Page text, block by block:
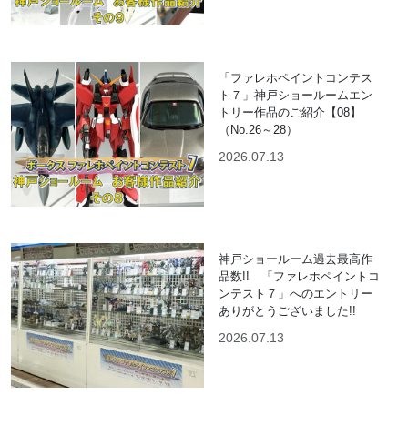
「ファレホペイントコンテス
ト７」神戸ショールームエン
トリー作品のご紹介【08】
（No.26～28）
2026.07.13
神戸ショールーム過去最高作
品数!! 「ファレホペイントコ
ンテスト７」へのエントリー
ありがとうございました!!
2026.07.13